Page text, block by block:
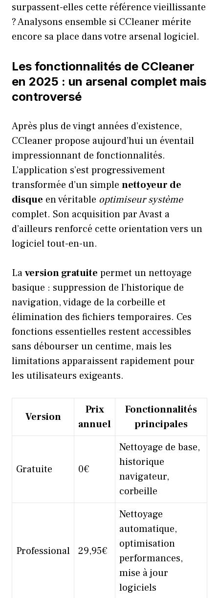
surpassent-elles cette référence vieillissante
? Analysons ensemble si CCleaner mérite
encore sa place dans votre arsenal logiciel.
Les fonctionnalités de CCleaner
en 2025 : un arsenal complet mais
controversé
Après plus de vingt années d’existence,
CCleaner propose aujourd’hui un éventail
impressionnant de fonctionnalités.
L’application s’est progressivement
transformée d’un simple nettoyeur de
disque en véritable optimiseur système
complet. Son acquisition par Avast a
d’ailleurs renforcé cette orientation vers un
logiciel tout-en-un.
Laversion gratuite permet un nettoyage
basique : suppression de l’historique de
navigation, vidage de la corbeille et
élimination des fichiers temporaires. Ces
fonctions essentielles restent accessibles
sans débourser un centime, mais les
limitations apparaissent rapidement pour
les utilisateurs exigeants.
Version
Prix
annuel
Fonctionnalités
principales
Gratuite 0€
Nettoyage de base,
historique
navigateur,
corbeille
Professional 29,95€
Nettoyage
automatique,
optimisation
performances,
mise à jour
logiciels